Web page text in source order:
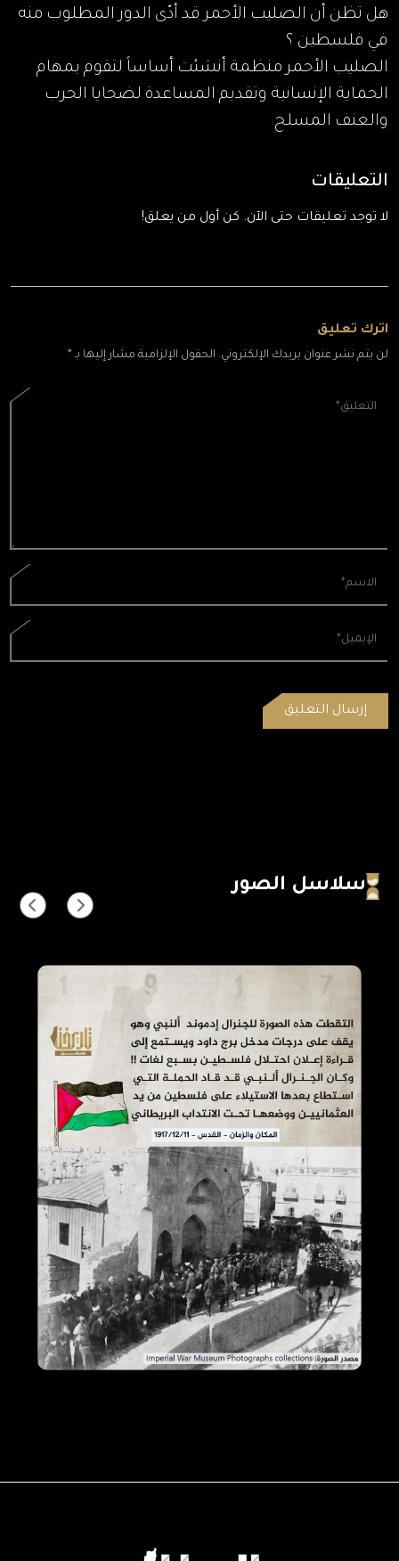
هل تظن أن الصليب الأحمر قد أدّى الدور المطلوب منه
في فلسطين ؟
الصليب الأحمر منظمة أنشئت أساساً لتقوم بمهام
الحماية الإنسانية وتقديم المساعدة لضحايا الحرب
والعنف المسلح
التعليقات
لا توجد تعليقات حتى الآن. كن أول من يعلق!
اترك تعليق
لن يتم نشر عنوان بريدك الإلكتروني. الحقول الإلزامية مشار إليها بـ *
سلاسل الصور